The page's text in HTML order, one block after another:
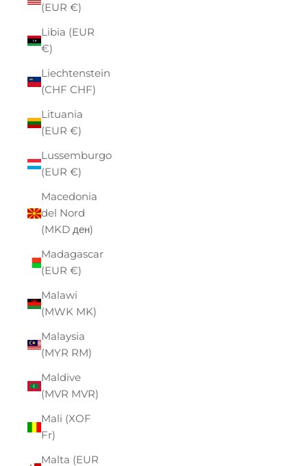
(EUR €)
Libia (EUR
€)
Liechtenstein
(CHF CHF)
Lituania
(EUR €)
Lussemburgo
(EUR €)
Macedonia
del Nord
(MKD ден)
Madagascar
(EUR €)
Malawi
(MWK MK)
Malaysia
(MYR RM)
Maldive
(MVR MVR)
Mali (XOF
Fr)
Malta (EUR